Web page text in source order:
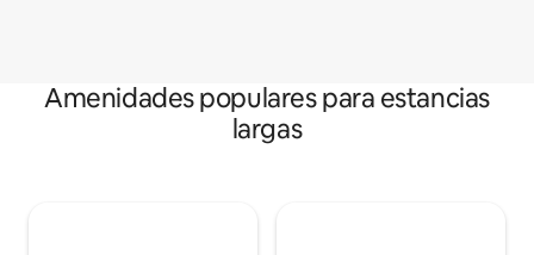
Amenidades populares para estancias
largas